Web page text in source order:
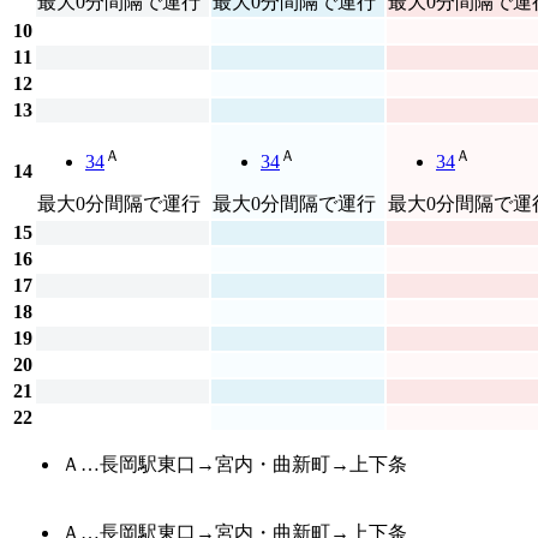
10
11
12
13
14 34 Ａ
最大0分間隔で運行
34 Ａ
最大0分間隔で運行
34 Ａ
最大0分間隔で運
15
16
17
18
19
20
21
22
Ａ…長岡駅東口→宮内・曲新町→上下条
Ａ…長岡駅東口→宮内・曲新町→上下条